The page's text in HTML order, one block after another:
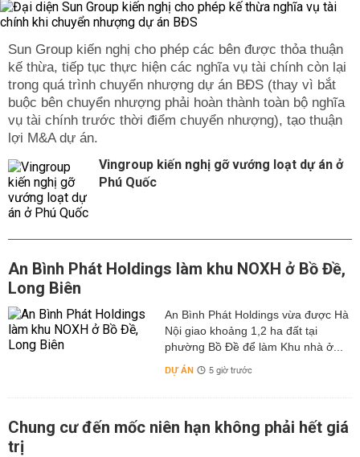
Sun Group kiến nghị cho phép các bên được thỏa thuận
kế thừa, tiếp tục thực hiện các nghĩa vụ tài chính còn lại
trong quá trình chuyển nhượng dự án BĐS (thay vì bắt
buộc bên chuyển nhượng phải hoàn thành toàn bộ nghĩa
vụ tài chính trước thời điểm chuyển nhượng), tạo thuận
lợi M&A dự án.
Vingroup kiến nghị gỡ vướng loạt dự án ở
Phú Quốc
An Bình Phát Holdings làm khu NOXH ở Bồ Đề,
Long Biên
An Bình Phát Holdings vừa được Hà
Nội giao khoảng 1,2 ha đất tại
phường Bồ Đề để làm Khu nhà ở...
DỰ ÁN 5 giờ trước
Chung cư đến mốc niên hạn không phải hết giá
trị